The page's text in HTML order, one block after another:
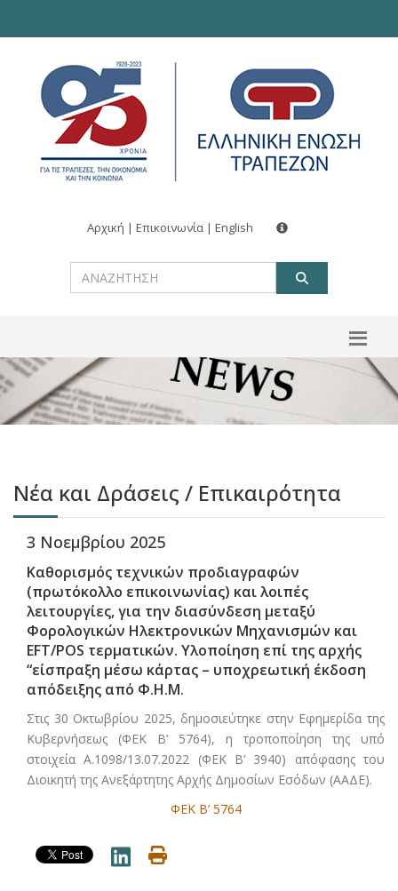
Αρχική | Επικοινωνία | English
Νέα και Δράσεις / Επικαιρότητα
3 Νοεμβρίου 2025
Καθορισμός τεχνικών προδιαγραφών
(πρωτόκολλο επικοινωνίας) και λοιπές
λειτουργίες, για την διασύνδεση μεταξύ
Φορολογικών Ηλεκτρονικών Μηχανισμών και
EFT/POS τερματικών. Υλοποίηση επί της αρχής
“είσπραξη μέσω κάρτας – υποχρεωτική έκδοση
απόδειξης από Φ.Η.Μ.
Στις 30 Οκτωβρίου 2025, δημοσιεύτηκε στην Εφημερίδα της
Κυβερνήσεως (ΦΕΚ Β’ 5764), η τροποποίηση της υπό
στοιχεία Α.1098/13.07.2022 (ΦΕΚ Β’ 3940) απόφασης του
Διοικητή της Ανεξάρτητης Αρχής Δημοσίων Εσόδων (ΑΑΔΕ).
ΦΕΚ Β’ 5764